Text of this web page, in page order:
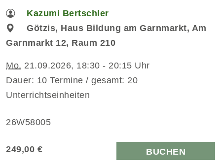
Kazumi Bertschler
Götzis, Haus Bildung am Garnmarkt, Am
Garnmarkt 12, Raum 210
Mo. 21.09.2026, 18:30 - 20:15 Uhr
Dauer: 10 Termine / gesamt: 20
Unterrichtseinheiten
26W58005
249,00 € BUCHEN